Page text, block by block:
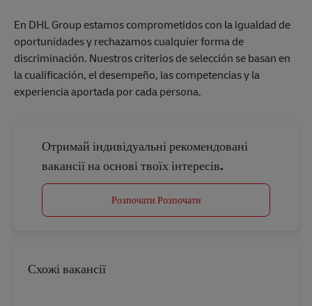
En DHL Group estamos comprometidos con la igualdad de
oportunidades y rechazamos cualquier forma de
discriminación. Nuestros criterios de selección se basan en
la cualificación, el desempeño, las competencias y la
experiencia aportada por cada persona.
Отримай індивідуальні рекомендовані
вакансії на основі твоїх інтересів.
Розпочати Розпочати
Схожі вакансії